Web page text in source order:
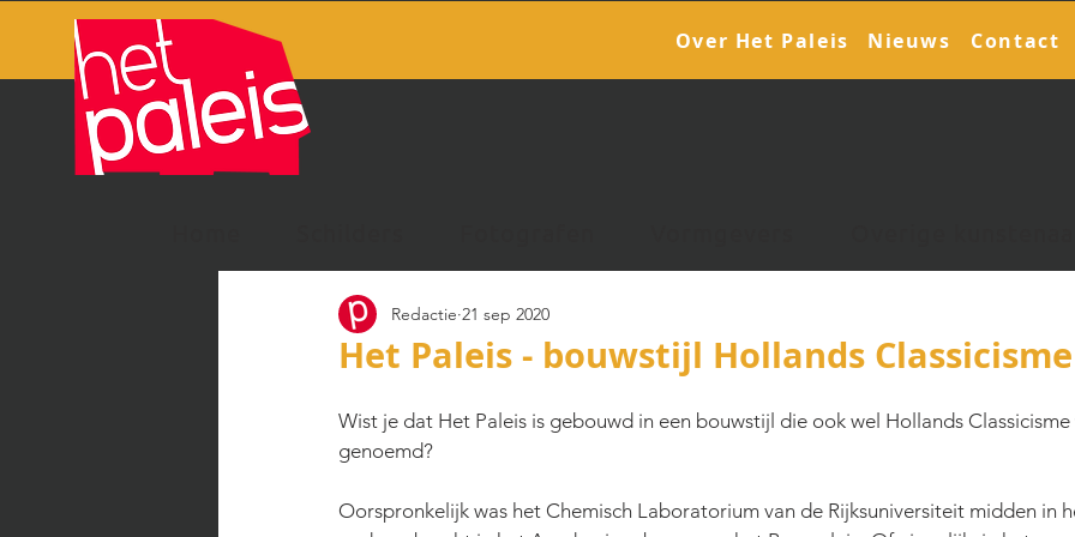
Over Het Paleis Nieuws Contact
Het Paleis - bouwstijl Hollands Classicisme
Redactie 21 sep 2020
Wist je dat Het Paleis is gebouwd in een bouwstijl die ook wel Hollands
genoemd?
Oorspronkelijk was het Chemisch Laboratorium van de Rijksuniversiteit midden in